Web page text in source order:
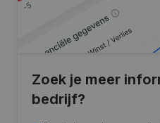
Zoek je meer
bedrijf?